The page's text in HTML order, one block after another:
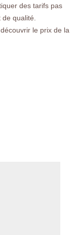
des tarifs pas
qualité.
le prix de la